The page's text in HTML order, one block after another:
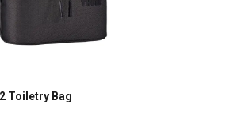
Toiletry Bag